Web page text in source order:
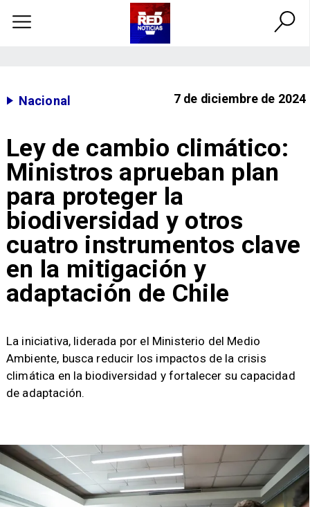
Nacional 7 de diciembre de 2024
Ley de cambio climático:
Ministros aprueban plan
para proteger la
biodiversidad y otros
cuatro instrumentos clave
en la mitigación y
adaptación de Chile
​La iniciativa, liderada por el Ministerio del Medio
Ambiente, busca reducir los impactos de la crisis
climática en la biodiversidad y fortalecer su capacidad
de adaptación.